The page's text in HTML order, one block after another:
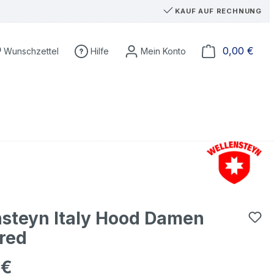
KAUF AUF RECHNUNG
Wunschzettel Hilfe 0,00 €
Italy Hood Damen